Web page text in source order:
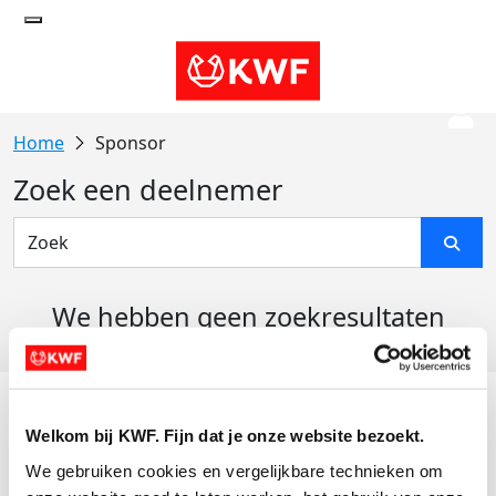
Welkom bij KWF. Fijn dat je onze website bezoekt.
We gebruiken cookies en vergelijkbare technieken om
Sponsor
Zoek een deelnemer
We hebben geen zoekresultaten
Actiematerialen
Evenementen